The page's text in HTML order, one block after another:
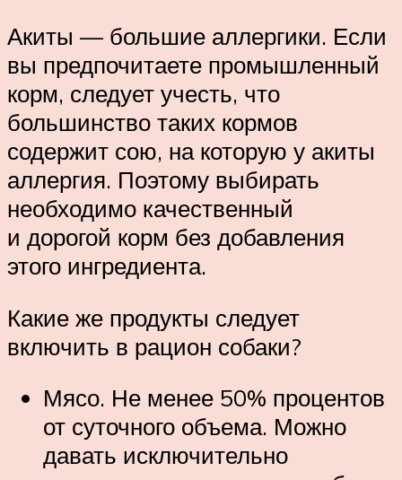
Акиты — большие аллергики. Если
вы предпочитаете промышленный
корм, следует учесть, что
большинство таких кормов
содержит сою, на которую у акиты
аллергия. Поэтому выбирать
необходимо качественный
и дорогой корм без добавления
этого ингредиента.
Какие же продукты следует
включить в рацион собаки?
Мясо. Не менее 50% процентов
от суточного объема. Можно
давать исключительно